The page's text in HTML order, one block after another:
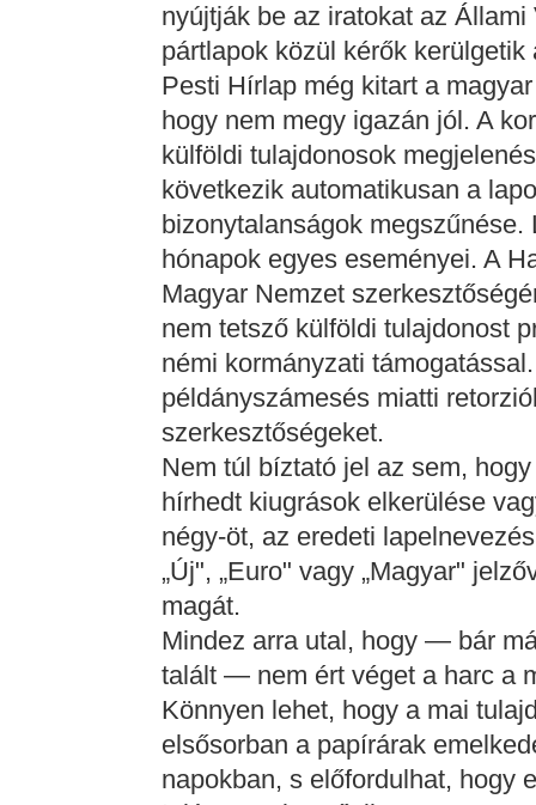
nyújtják be az iratokat az
pártlapok közül kérők
Pesti Hírlap még kitart a
hogy nem megy igazán jól. A
külföldi tulajdonosok
következik automatikusan a
bizonytalanságok
hónapok egyes eseményei. A
Magyar Nemzet
nem tetsző külföldi tulajdonost
némi kormányzati
példányszámesés miatti
szerkesztőségeket.
Nem túl bíztató jel az sem,
hírhedt kiugrások elkerülése
négy-öt, az eredeti
„Új", „Euro" vagy „Magyar"
magát.
Mindez arra utal, hogy — bár
talált — nem ért véget a harc a
Könnyen lehet, hogy a mai
elsősorban a papírárak
napokban, s előfordulhat, hogy